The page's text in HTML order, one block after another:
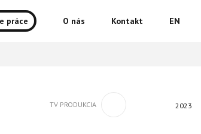
práce O nás Kontakt EN
TV PRODUKCIA 2023